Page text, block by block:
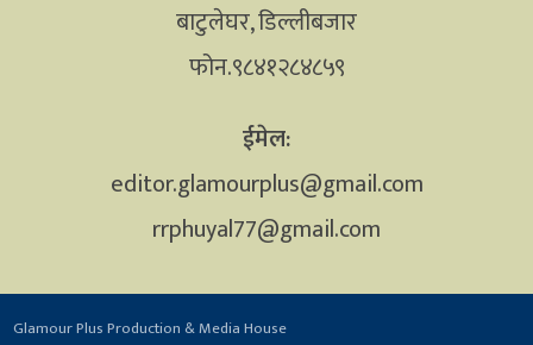
बाटुलेघर, डिल्लीबजार
फोन.९८४१२८४८५९
ईमेल:
editor.glamourplus@gmail.com
rrphuyal77@gmail.com
Glamour Plus Production & Media House